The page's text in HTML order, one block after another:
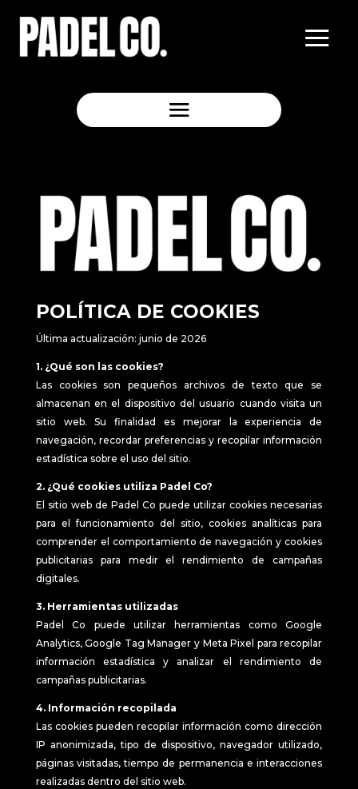
POLÍTICA DE COOKIES
Última actualización: junio de 2026
1. ¿Qué son las cookies?
Las cookies son pequeños archivos de texto que se
almacenan en el dispositivo del usuario cuando visita un
sitio web. Su finalidad es mejorar la experiencia de
navegación, recordar preferencias y recopilar información
estadística sobre el uso del sitio.
2. ¿Qué cookies utiliza Padel Co?
El sitio web de Padel Co puede utilizar cookies necesarias
para el funcionamiento del sitio, cookies analíticas para
comprender el comportamiento de navegación y cookies
publicitarias para medir el rendimiento de campañas
digitales.
3. Herramientas utilizadas
Padel Co puede utilizar herramientas como Google
Analytics, Google Tag Manager y Meta Pixel para recopilar
información estadística y analizar el rendimiento de
campañas publicitarias.
4. Información recopilada
Las cookies pueden recopilar información como dirección
IP anonimizada, tipo de dispositivo, navegador utilizado,
páginas visitadas, tiempo de permanencia e interacciones
realizadas dentro del sitio web.